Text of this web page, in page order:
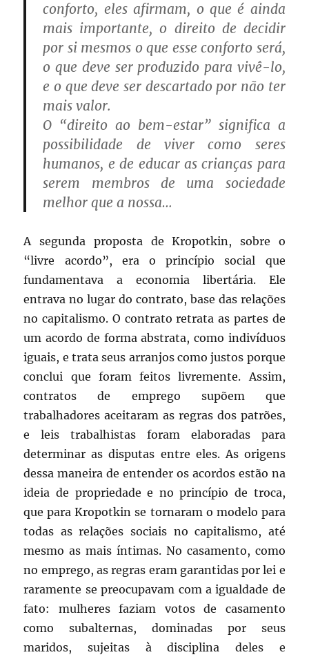
conforto, eles afirmam, o que é ainda
mais importante, o direito de decidir
por si mesmos o que esse conforto será,
o que deve ser produzido para vivê-lo,
e o que deve ser descartado por não ter
mais valor.
O “direito ao bem-estar” significa a
possibilidade de viver como seres
humanos, e de educar as crianças para
serem membros de uma sociedade
melhor que a nossa…
A segunda proposta de Kropotkin, sobre o
“livre acordo”, era o princípio social que
fundamentava a economia libertária. Ele
entrava no lugar do contrato, base das relações
no capitalismo. O contrato retrata as partes de
um acordo de forma abstrata, como indivíduos
iguais, e trata seus arranjos como justos porque
conclui que foram feitos livremente. Assim,
contratos de emprego supõem que
trabalhadores aceitaram as regras dos patrões,
e leis trabalhistas foram elaboradas para
determinar as disputas entre eles. As origens
dessa maneira de entender os acordos estão na
ideia de propriedade e no princípio de troca,
que para Kropotkin se tornaram o modelo para
todas as relações sociais no capitalismo, até
mesmo as mais íntimas. No casamento, como
no emprego, as regras eram garantidas por lei e
raramente se preocupavam com a igualdade de
fato: mulheres faziam votos de casamento
como subalternas, dominadas por seus
maridos, sujeitas à disciplina deles e